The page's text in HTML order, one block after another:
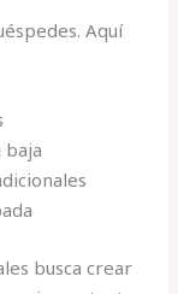
Aquí
baja
busca crear